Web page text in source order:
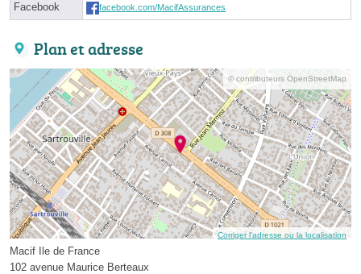
Facebook facebook.com/MacifAssurances
Plan et adresse
© contributeurs OpenStreetMap
Corriger l’adresse ou la localisation
Macif Ile de France
102 avenue Maurice Berteaux